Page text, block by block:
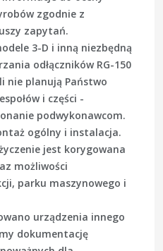
zgodnie z
zapytań.
3-D i inną niezbędną
odłączników RG-150
nie planują Państwo
i części -
podwykonawcom.
ogólny i instalacja.
jest korygowana
możliwości
parku maszynowego i
urządzenia innego
dokumentację